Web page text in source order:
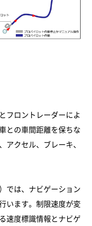
フロントレーダーによ
との車間距離を保ちな
アクセル、ブレーキ、
では、ナビゲーション
います。制限速度が変
速度標識情報とナビゲ